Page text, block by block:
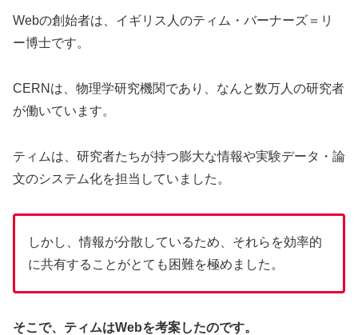
Webの創始者は、イギリス人のティム・バーナーズ＝リ
ー博士です。
CERNは、物理学研究機関であり、なんと数万人の研究者
が働いています。
ティムは、研究者たちが持つ膨大な情報や実験データ・論
文のシステム化を担当していました。
しかし、情報が分散しているため、それらを効率的
に共有することがとても困難を極めました。
そこで、ティムはWebを考案したのです。